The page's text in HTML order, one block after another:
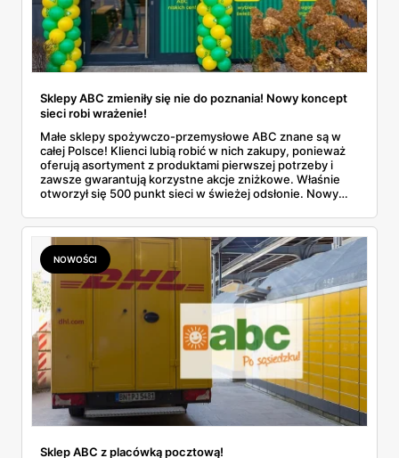
Sklepy ABC zmieniły się nie do poznania! Nowy koncept
sieci robi wrażenie!
Małe sklepy spożywczo-przemysłowe ABC znane są w
całej Polsce! Klienci lubią robić w nich zakupy, ponieważ
oferują asortyment z produktami pierwszej potrzeby i
zawsze gwarantują korzystne akcje zniżkowe. Właśnie
otworzył się 500 punkt sieci w świeżej odsłonie. Nowy
więcej!
NOWOŚCI
Sklep ABC z placówką pocztową!